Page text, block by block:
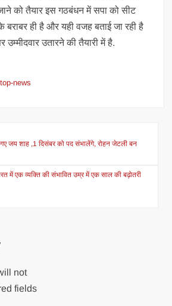
को तैयार इस गठबंधन में सपा को सीट
बराबर ही है और यही वजह बताई जा रही है
उम्मीदवार उतारने की तैयारी में है.
top-news
जय शाह ,1 दिसंबर को पद संभालेंगे, रोहन जेटली बन
में एक व्यक्ति की संभावित उम्र में एक साल की बढ़ोतरी
not
fields